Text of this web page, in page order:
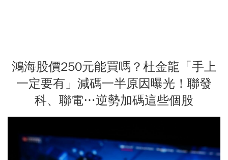
鴻海股價250元能買嗎？杜金龍「手上
一定要有」減碼一半原因曝光！聯發
科、聯電…逆勢加碼這些個股